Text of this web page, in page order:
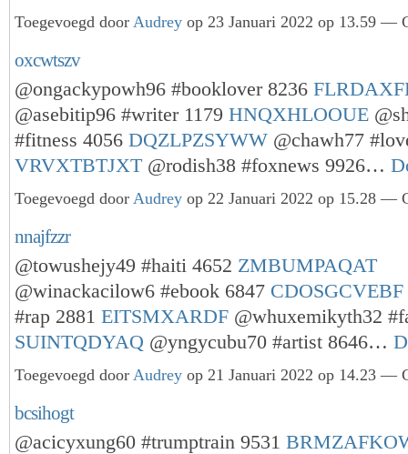
Toegevoegd door Audrey op 23 Januari 2022 op 13.59 —
oxcwtszv
@ongackypowh96 #booklover 8236
@asebitip96 #writer 1179 HNQXHLOOUE
#fitness 4056 DQZLPZSYWW @chawh77
VRVXTBTJXT @rodish38 #foxnews 9926…
Toegevoegd door Audrey op 22 Januari 2022 op 15.28 —
nnajfzzr
@towushejy49 #haiti 4652 ZMBUMPAQAT
@winackacilow6 #ebook 6847 CDOSGCVEBF
#rap 2881 EITSMXARDF @whuxemikyth32
SUINTQDYAQ @yngycubu70 #artist 8646…
Toegevoegd door Audrey op 21 Januari 2022 op 14.23 —
bcsihogt
@acicyxung60 #trumptrain 9531